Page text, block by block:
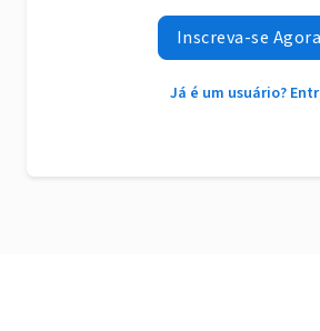
Inscreva-se Agora
Já é um usuário?